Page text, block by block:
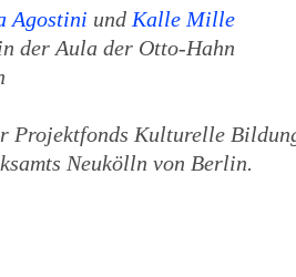
Agostini und Kalle Mille
der Aula der Otto-Hahn
Projektfonds Kulturelle
Neukölln von Berlin.